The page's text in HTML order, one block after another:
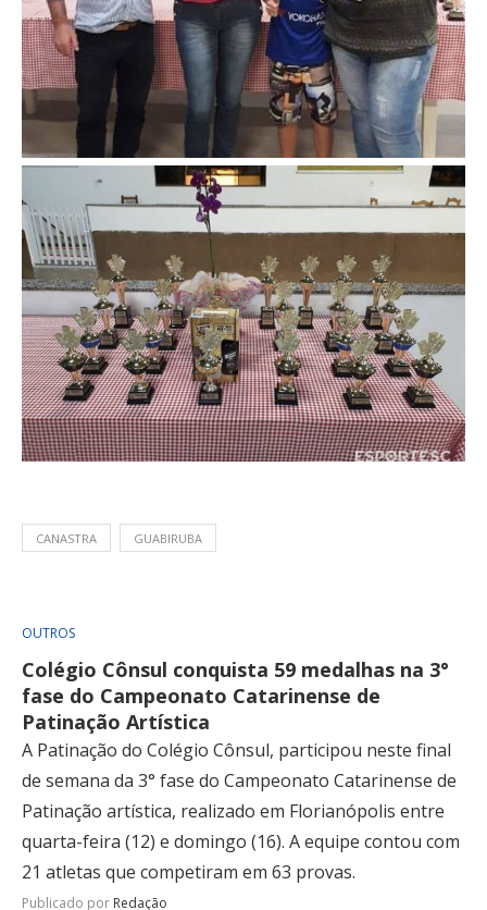
CANASTRA GUABIRUBA
OUTROS
Colégio Cônsul conquista 59 medalhas na 3°
fase do Campeonato Catarinense de
Patinação Artística
A Patinação do Colégio Cônsul, participou neste final
de semana da 3° fase do Campeonato Catarinense de
Patinação artística, realizado em Florianópolis entre
quarta-feira (12) e domingo (16). A equipe contou com
21 atletas que competiram em 63 provas.
Publicado por Redação